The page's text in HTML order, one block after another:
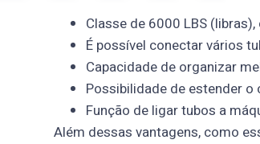
Classe de 6000 LBS
É possível conectar vários
Capacidade de organizar
Possibilidade de estender
Função de ligar tubos a
Além dessas vantagens, como